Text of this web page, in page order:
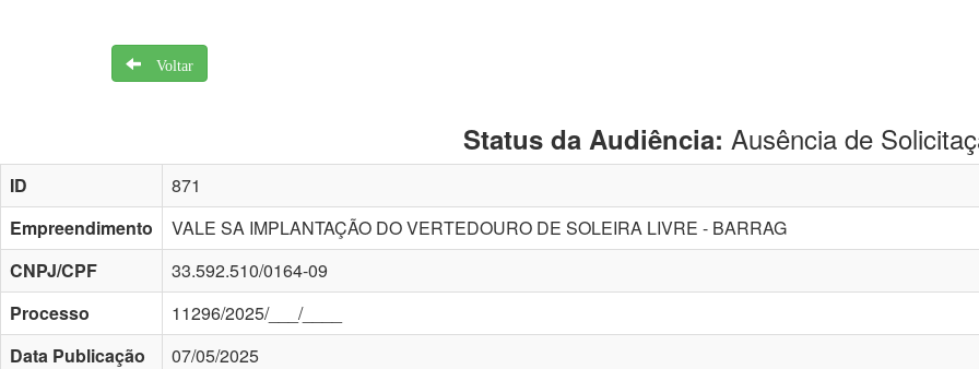
Voltar
Status da Audiência: Ausência de
ID
871
Empreendimento
VALE SA IMPLANTAÇÃO DO VERTEDOURO DE SOLEIRA LIVRE - BARRAG
CNPJ/CPF
33.592.510/0164-09
Processo
11296/2025/___/____
Data Publicação
07/05/2025